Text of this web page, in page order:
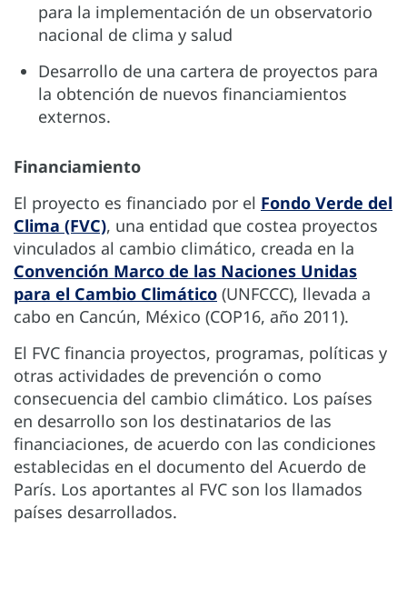
para la implementación de un observatorio
nacional de clima y salud
Desarrollo de una cartera de proyectos para
la obtención de nuevos financiamientos
externos.
Financiamiento
El proyecto es financiado por el Fondo Verde del
Clima (FVC), una entidad que costea proyectos
vinculados al cambio climático, creada en la
Convención Marco de las Naciones Unidas
para el Cambio Climático (UNFCCC), llevada a
cabo en Cancún, México (COP16, año 2011).
El FVC financia proyectos, programas, políticas y
otras actividades de prevención o como
consecuencia del cambio climático. Los países
en desarrollo son los destinatarios de las
financiaciones, de acuerdo con las condiciones
establecidas en el documento del Acuerdo de
París. Los aportantes al FVC son los llamados
países desarrollados.